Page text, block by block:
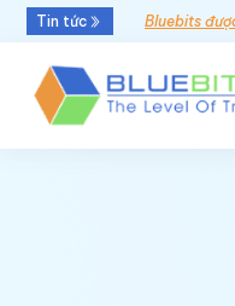
Tin tức Bluebits